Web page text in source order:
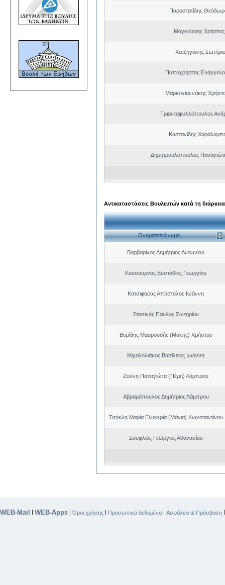
Παραστατίδης
Μαγκούφης Χρήστος
Χατζηγάκης
Παπαχρήστος
Μαρκογιαννάκης
Τριανταφυλλόπουλος
Καστανίδης
Δημητρουλόπουλος
Αντικαταστάσεις Βουλευτών κατά τη
Ονοματεπώνυμο
Βαρβαρίγος Δημήτριος Αντωνίου
Κουσουρνάς Ευστάθιος Γεωργίου
Κατσιφάρας Απόστολος Ιωάννη
Στασινός Παύλος Σωτηρίου
Βορίδης Μαυρουδής (Μάκης) Χρήστου
Μιχαλολιάκος Βασίλειος Ιωάννη
Ζούνη Παναγιώτα (Πέμη) Λάμπρου
Αβραμόπουλος Δημήτριος Λάμπρου
Τσόκλη Μαρία Γλυκερία (Μάγια) Κωνσταντίνου
Σουφλιάς Γεώργιος Αθανασίου
WEB-Mail | WEB-Apps |Όροι χρήσης | Προσωπικά δεδομένα | Ασφάλεια & Πρόσβαση